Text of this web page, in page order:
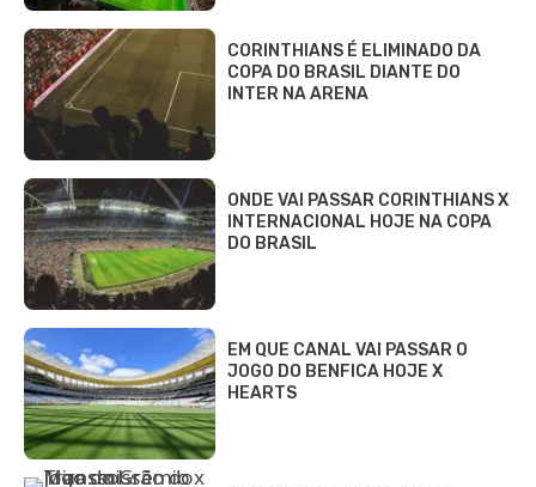
CORINTHIANS É ELIMINADO DA
COPA DO BRASIL DIANTE DO
INTER NA ARENA
ONDE VAI PASSAR CORINTHIANS X
INTERNACIONAL HOJE NA COPA
DO BRASIL
EM QUE CANAL VAI PASSAR O
JOGO DO BENFICA HOJE X
HEARTS